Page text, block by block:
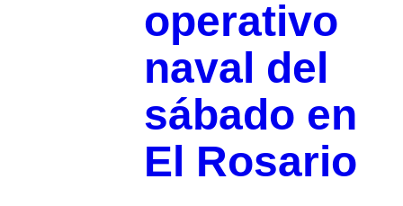
operativo
naval del
sábado en
El Rosario